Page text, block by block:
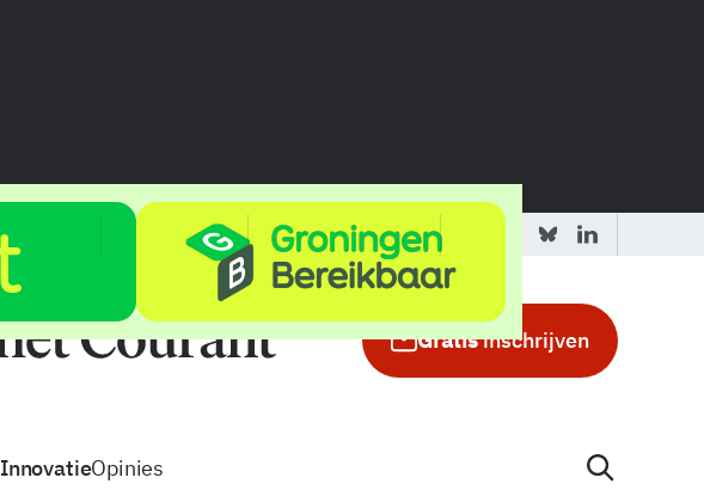
Tip de redactie Adverteren in de GIC
Gratisinschrijven
InnovatieOpinies